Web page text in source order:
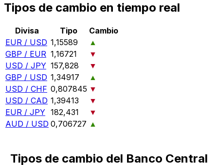
Tipos de cambio en tiempo real
Divisa Tipo
Cambio
EUR / USD 1,15589
▲
GBP / EUR 1,16721
▼
USD / JPY 157,828
▼
GBP / USD 1,34917
▲
USD / CHF 0,807845 ▼
USD / CAD 1,39413
▼
EUR / JPY 182,431
▼
AUD / USD 0,706727 ▲
Tipos de cambio del Banco Central